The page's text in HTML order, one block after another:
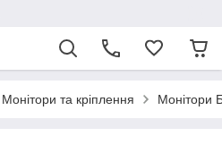
Монітори та кріплення Монітори